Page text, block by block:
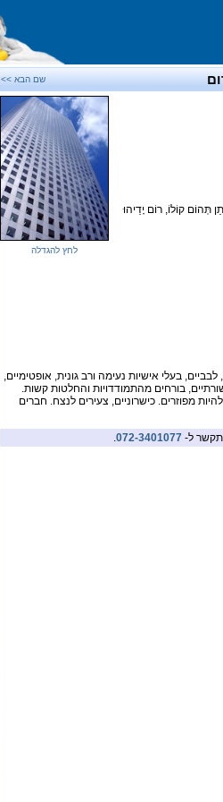
שם הבא >>
תְּהוֹם קוֹלוֹ, רוֹם יָדֵיהוּ
לחץ להגדלה
בעלי אישיות נעימה ורב גונית, אופטימיים,
בורחים מהתמודדויות והחלטות קשות.
מפוזרים. כישרוניים, צעירים לנצח. חברים
ל- 072-3401077
.